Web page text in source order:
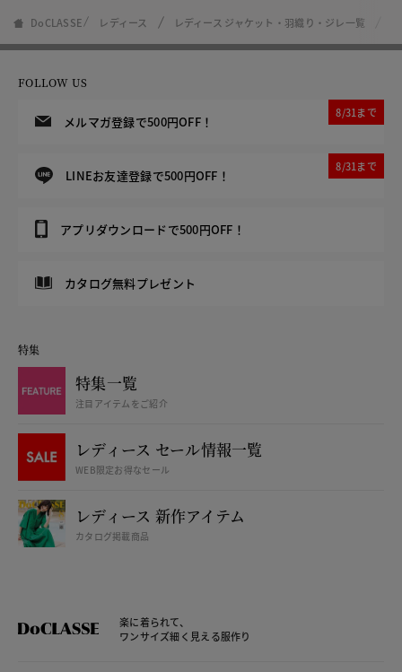
DoCLASSE レディース レディース ジャケット・羽織り・ジレ一覧
FOLLOW US
メルマガ登録で500円OFF！
8/31まで
LINEお友達登録で500円OFF！
8/31まで
アプリダウンロードで500円OFF！
カタログ無料プレゼント
特集
特集一覧
注目アイテムをご紹介
レディース セール情報一覧
WEB限定お得なセール
レディース 新作アイテム
カタログ掲載商品
楽に着られて、
ワンサイズ細く見える服作り